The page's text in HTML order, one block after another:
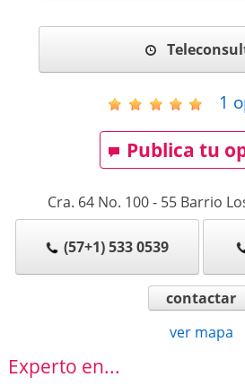
1
Publica tu
Cra. 64 No. 100 - 55 Barrio
(57+1) 533 0539
contactar
ver mapa
Experto en...